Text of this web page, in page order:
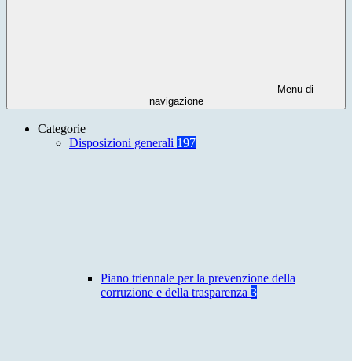
Menu di
navigazione
Categorie
Disposizioni generali 197
Piano triennale per la prevenzione della
corruzione e della trasparenza 3